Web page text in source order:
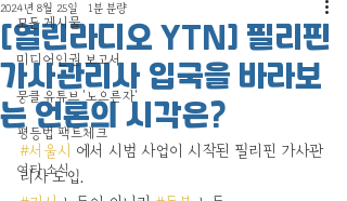
모든 게시물
미디어인권 보고서
뭉클 유튜브 '노으른자'
평등법 팩트체크
여타 소식
[열린라디오 YTN] 필리핀
가사관리사 입국을 바라보
는 언론의 시각은?
2024년 8월 25일 1분 분량
#서울시 에서 시범 사업이 시작된 필리핀 가사관
리사 도입.